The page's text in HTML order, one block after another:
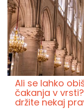
Ali se lahko
čakanja v
držite nekaj